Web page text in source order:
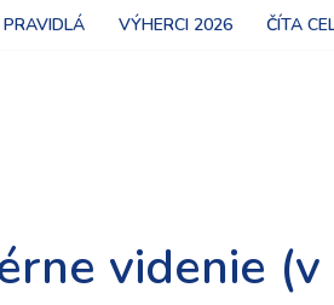
PRAVIDLÁ VÝHERCI 2026 ČÍTA
videnie